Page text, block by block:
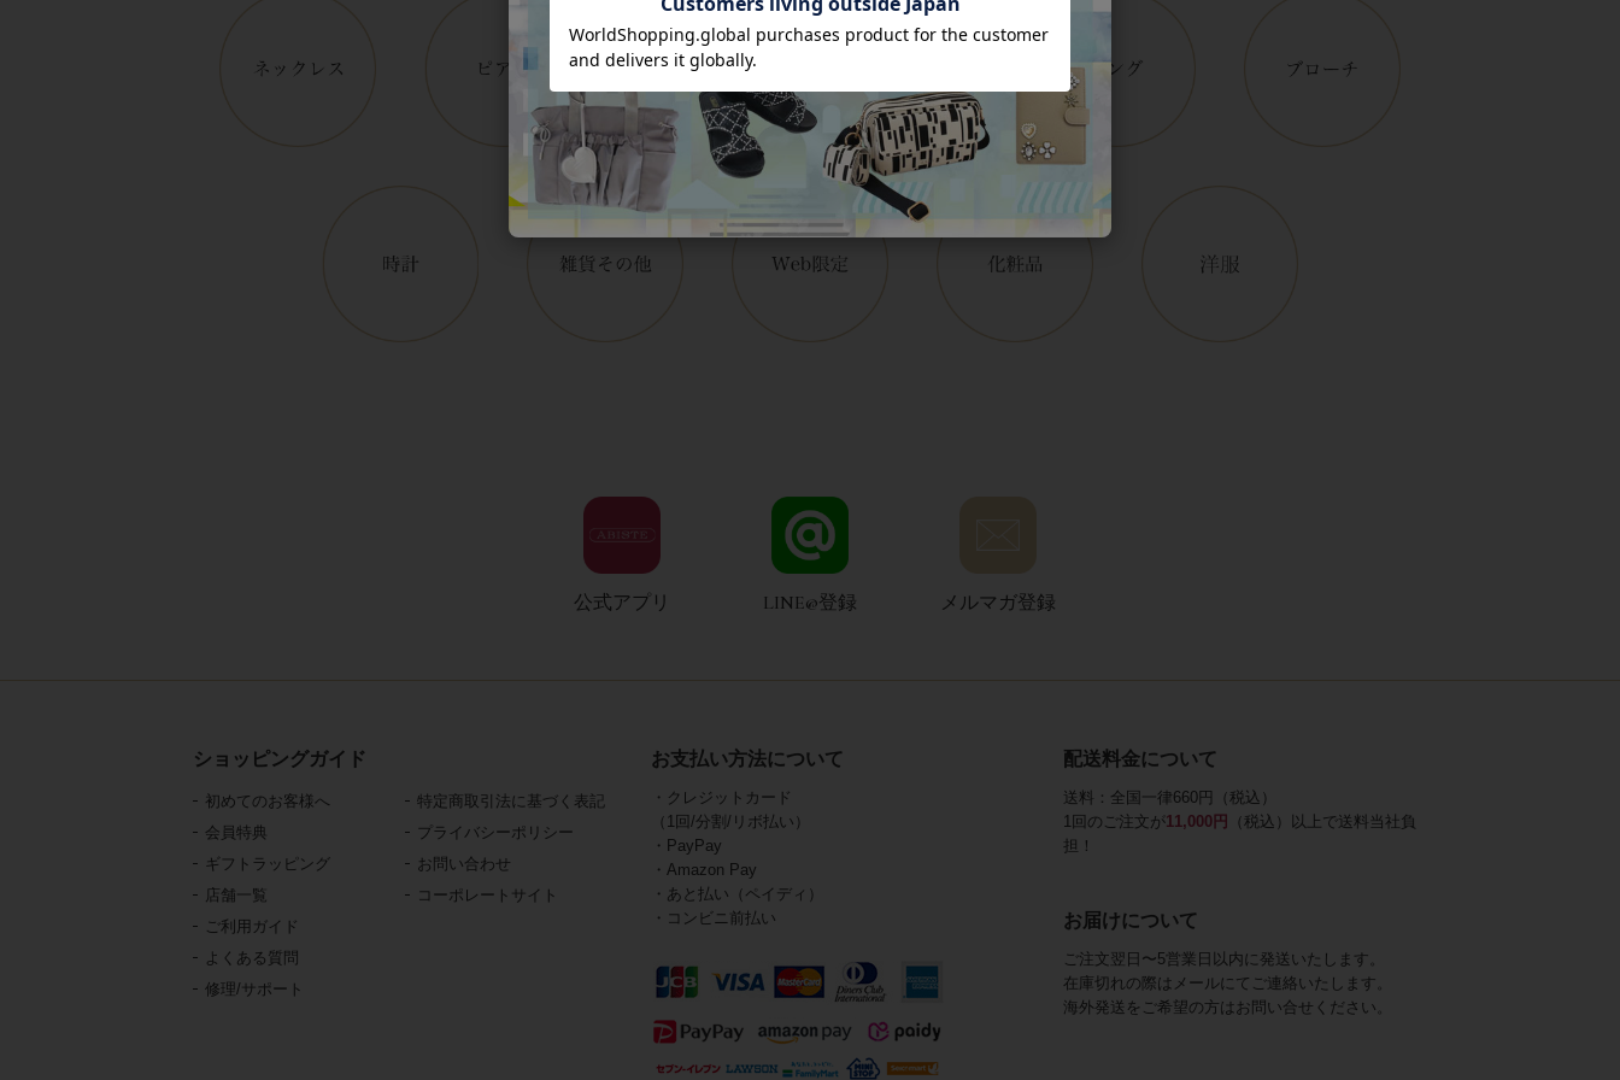
公式アプリ LINE@登録 メルマガ登録
ショッピングガイド
初めてのお客様へ
会員特典
ギフトラッピング
店舗一覧
ご利用ガイド
よくある質問
修理/サポート
特定商取引法に基づく表記
プライバシーポリシー
お問い合わせ
コーポレートサイト
お支払い方法について
・クレジットカード
（1回/分割/リボ払い）
・PayPay
・Amazon Pay
・あと払い（ペイディ）
・コンビニ前払い
配送料金について
送料：全国一律660円（税込）
1回のご注文が11,000円
（税込）以上で送料当社負
担！
お届けについて
ご注文翌日〜5営業日以内に発送いたします。
在庫切れの際はメールにてご連絡いたします。
海外発送をご希望の方はお問い合せください。